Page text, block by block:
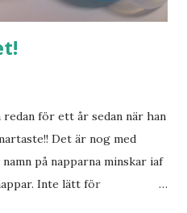
för ett år sedan när han
Det är nog med
på napparna minskar iaf
Inte lätt för